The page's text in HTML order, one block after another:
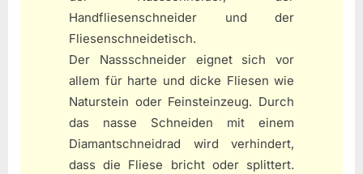
Handfliesenschneider und der
Fliesenschneidetisch.
Der Nassschneider eignet sich vor
allem für harte und dicke Fliesen wie
Naturstein oder Feinsteinzeug. Durch
das nasse Schneiden mit einem
Diamantschneidrad wird verhindert,
dass die Fliese bricht oder splittert.